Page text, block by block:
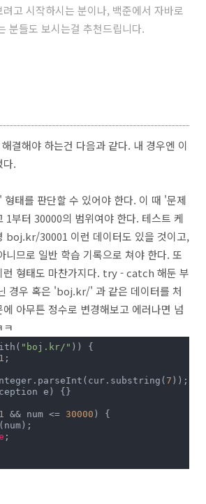
고 시작하시는 분이나, 백준에서 자바로
분들도 보시는걸 추천드립니다.
결해야 하는건 다음과 같다. 내 경우엔 이
다.
태를 판단할 수 있어야 한다. 이 때 '문제
1부터 30000의 범위여야 한다. 테스트 케
boj.kr/30001 이런 데이터도 있을 것이고,
니므로 일반 학습 기록으로 쳐야 한다. 또
형태도 마찬가지다. try - catch 해둔 부
경우 혹은 'boj.kr/' 과 같은 데이터를 처
아무튼 정수로 변경해보고 에러나면 넘
"boj.kr/" )) {
1 ;
7 ));
e) {}
1 && num <= 30000 ) {
;